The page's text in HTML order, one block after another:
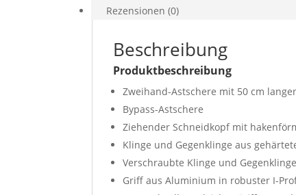
Rezensionen (0)
Beschreibung
Produktbeschreibung
Zweihand-Astschere mit 50 cm
Bypass-Astschere
Ziehender Schneidkopf mit
Klinge und Gegenklinge aus
Verschraubte Klinge und
Griff aus Aluminium in robuster I-